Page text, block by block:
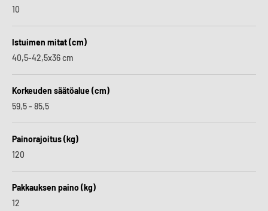
10
Istuimen mitat (cm)
40,5-42,5x36 cm
Korkeuden säätöalue (cm)
59,5 - 85,5
Painorajoitus (kg)
120
Pakkauksen paino (kg)
12